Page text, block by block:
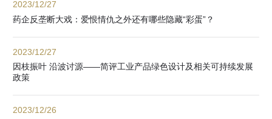
2023/12/27
药企反垄断大戏：爱恨情仇之外还有哪些隐藏“彩蛋”？
2023/12/27
因枝振叶 沿波讨源——简评工业产品绿色设计及相关可持续发展
政策
2023/12/26